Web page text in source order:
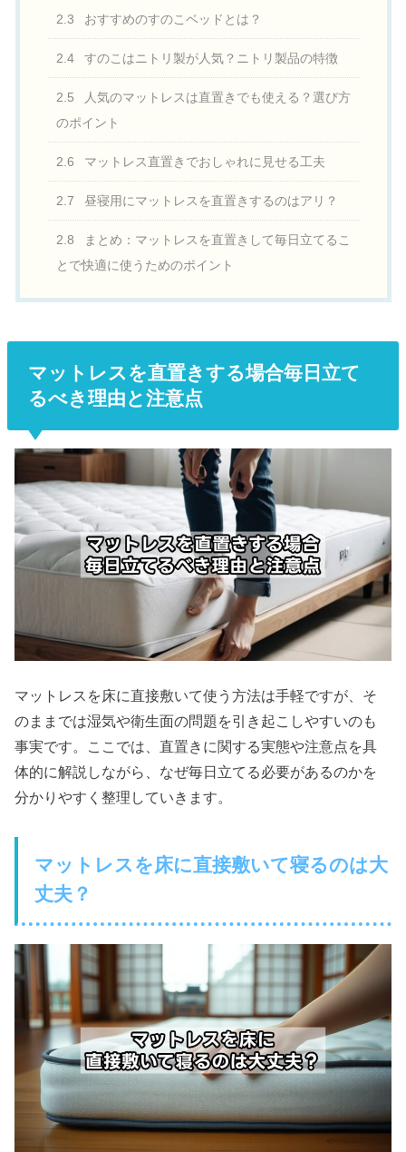
2.3 おすすめのすのこベッドとは？
2.4 すのこはニトリ製が人気？ニトリ製品の特徴
2.5
人気のマットレスは直置きでも使える？選び方
のポイント
2.6 マットレス直置きでおしゃれに見せる工夫
2.7 昼寝用にマットレスを直置きするのはアリ？
2.8
まとめ：マットレスを直置きして毎日立てるこ
とで快適に使うためのポイント
マットレスを直置きする場合毎日立て
るべき理由と注意点
マットレスを床に直接敷いて使う方法は手軽ですが、そ
のままでは湿気や衛生面の問題を引き起こしやすいのも
事実です。ここでは、直置きに関する実態や注意点を具
体的に解説しながら、なぜ毎日立てる必要があるのかを
分かりやすく整理していきます。
マットレスを床に直接敷いて寝るのは大
丈夫？